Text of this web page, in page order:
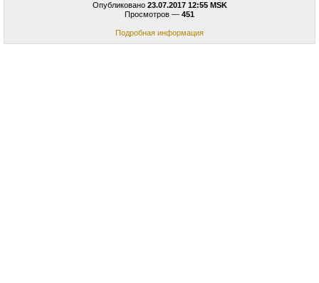
Опубликовано 23.07.2017 12:55 MSK
Просмотров — 451
Подробная информация